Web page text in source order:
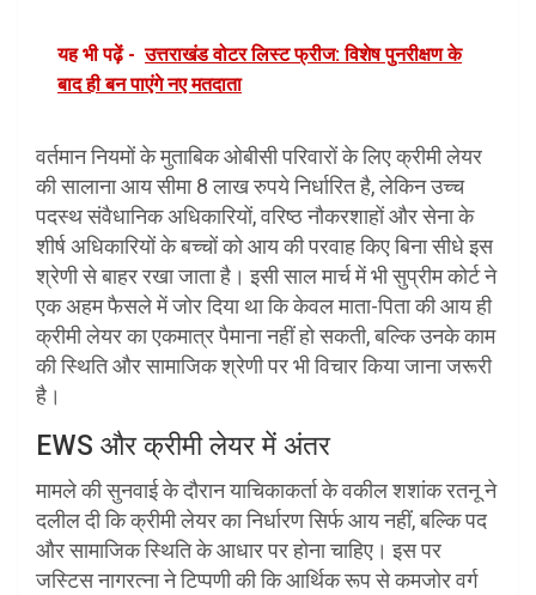
यह भी पढ़ें - उत्तराखंड वोटर लिस्ट फ्रीज: विशेष पुनरीक्षण के
बाद ही बन पाएंगे नए मतदाता
वर्तमान नियमों के मुताबिक ओबीसी परिवारों के लिए क्रीमी लेयर
की सालाना आय सीमा 8 लाख रुपये निर्धारित है, लेकिन उच्च
पदस्थ संवैधानिक अधिकारियों, वरिष्ठ नौकरशाहों और सेना के
शीर्ष अधिकारियों के बच्चों को आय की परवाह किए बिना सीधे इस
श्रेणी से बाहर रखा जाता है। इसी साल मार्च में भी सुप्रीम कोर्ट ने
एक अहम फैसले में जोर दिया था कि केवल माता-पिता की आय ही
क्रीमी लेयर का एकमात्र पैमाना नहीं हो सकती, बल्कि उनके काम
की स्थिति और सामाजिक श्रेणी पर भी विचार किया जाना जरूरी
है।
EWS और क्रीमी लेयर में अंतर
मामले की सुनवाई के दौरान याचिकाकर्ता के वकील शशांक रतनू ने
दलील दी कि क्रीमी लेयर का निर्धारण सिर्फ आय नहीं, बल्कि पद
और सामाजिक स्थिति के आधार पर होना चाहिए। इस पर
जस्टिस नागरत्ना ने टिप्पणी की कि आर्थिक रूप से कमजोर वर्ग